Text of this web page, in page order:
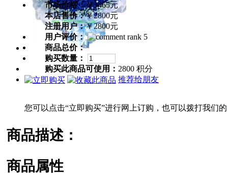
市场价格：￥3465元
本店售价：￥2800元
注册用户：￥2800元
用户评价：
商品总价：
购买数量：
购买此商品可使用： 2800 积分
推荐给朋友
您可以点击“立即购买”进行网上订购，也可以拨打我们的
商品描述：
商品属性